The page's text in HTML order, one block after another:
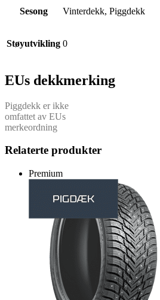
Sesong Vinterdekk, Piggdekk
Støyutvikling 0
EUs dekkmerking
Piggdekk er ikke
omfattet av EUs
merkeordning
Relaterte produkter
Premium